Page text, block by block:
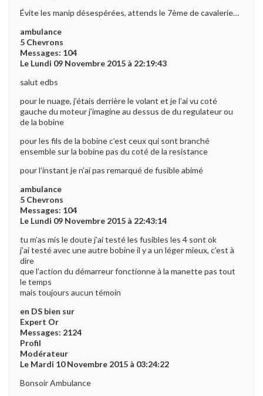
Évite les manip désespérées, attends le 7ème de cavalerie…
ambulance
5 Chevrons
Messages: 104
Le Lundi 09 Novembre 2015 à 22:19:43
salut edbs
pour le nuage, j’étais derrière le volant et je l’ai vu coté
gauche du moteur j’imagine au dessus de du regulateur ou
de la bobine
pour les fils de la bobine c’est ceux qui sont branché
ensemble sur la bobine pas du coté de la resistance
pour l’instant je n’ai pas remarqué de fusible abimé
ambulance
5 Chevrons
Messages: 104
Le Lundi 09 Novembre 2015 à 22:43:14
tu m’as mis le doute j’ai testé les fusibles les 4 sont ok
j’ai testé avec une autre bobine il y a un léger mieux, c’est à
dire
que l’action du démarreur fonctionne à la manette pas tout
le temps
mais toujours aucun témoin
en DS bien sur
Expert Or
Messages: 2124
Profil
Modérateur
Le Mardi 10 Novembre 2015 à 03:24:22
Bonsoir Ambulance